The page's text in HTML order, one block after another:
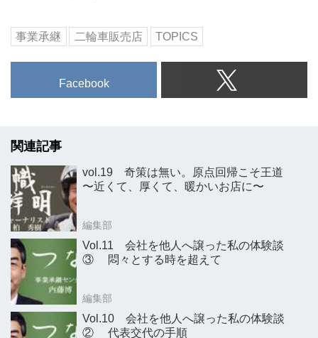
事業承継 二輪車販売店 TOPICS
Facebook
関連記事
vol.19 奇策は無い。原点回帰こそ王道
〜近くて、厚くて、暖かいお店に〜
編集部
Vol.11 会社を他人へ譲った私の体験談
③ 悶々とする時を超えて
編集部
Vol.10 会社を他人へ譲った私の体験談
② 代表交代の手順